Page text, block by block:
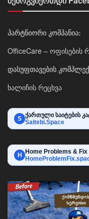
პარტნიორი კომპანია:
OfficeCare –
დასუფთავების
ხალიჩის რეცხვა
S ქართული საიტების
Saitebi.Space
H
Home Problems & Fix